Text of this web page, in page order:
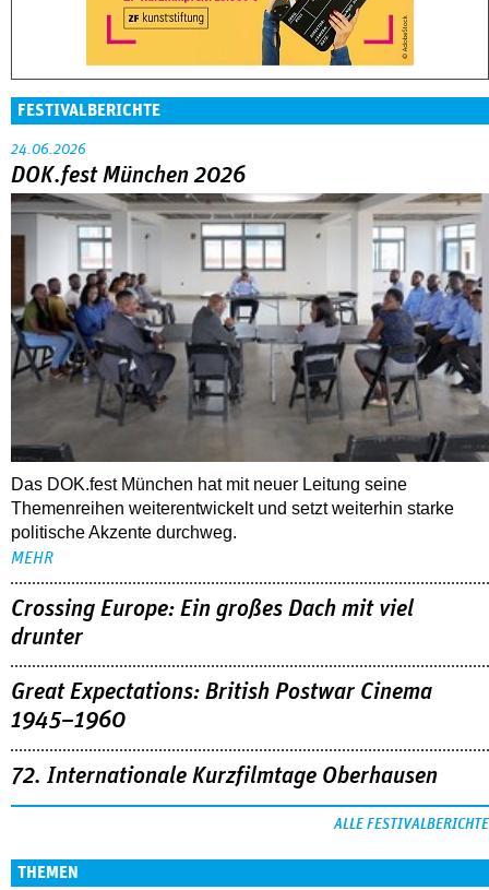
FESTIVALBERICHTE
24.06.2026
DOK.fest München 2026
Das DOK.fest München hat mit neuer Leitung seine
Themenreihen weiterentwickelt und setzt weiterhin starke
politische Akzente durchweg.
MEHR
Crossing Europe: Ein großes Dach mit viel
drunter
Great Expectations: British Postwar Cinema
1945–1960
72. Internationale Kurzfilmtage Oberhausen
ALLE FESTIVALBERICHTE
THEMEN